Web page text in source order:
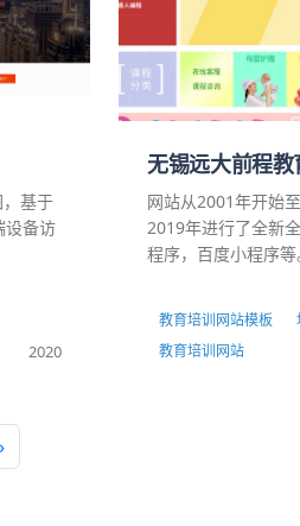
基于
设备访
2020
无锡远大前程
网站从2001年开始
2019年进行了全新
程序，百度小程序
教育培训网站模板
教育培训网站